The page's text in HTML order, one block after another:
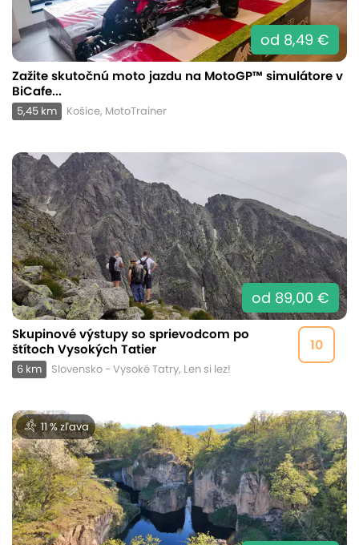
od 8,49 €
Zažite skutočnú moto jazdu na MotoGP™ simulátore v
BiCafe...
5,45 km Košice, MotoTrainer
od 89,00 €
10
Skupinové výstupy so sprievodcom po
štítoch Vysokých Tatier
6 km Slovensko - Vysoké Tatry, Len si lez!
11 % zľava